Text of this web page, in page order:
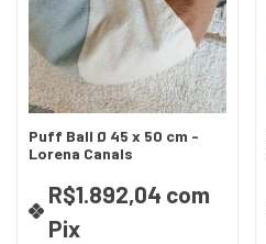
Puff Ball Ø 45 x 50 cm -
Lorena Canals
R$1.892,04 com
Pix